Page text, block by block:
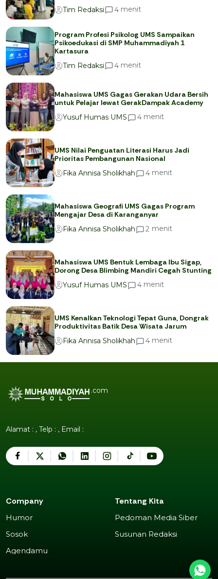
Tim Redaksi
4 menit
Program Profesi Psikolog UMS Sampaikan
Psikoedukasi di SMP Muhammadiyah 1
Kartasura
Tim Redaksi
4 menit
Mahasiswa UMS Gagas Gerakan Udara Bersih
untuk Pelajar lewat GerakDampak Academy
Yusuf Humas UMS
4 menit
UMS Nilai Penguatan Literasi Harus Jadi
Prioritas Pembangunan Nasional
Fika Annisa Sholikhah
4 menit
Mahasiswa Geografi UMS Gagas Program
Mengajar Desa di Karanganyar
Fika Annisa Sholikhah
2 menit
Mahasiswa UMS Bentuk Lembaga Ibu Sigap,
Dorong Desa Blimbing Mandiri Cegah Stunting
Yusuf Humas UMS
4 menit
UMS Kenalkan Teknologi Tepat Guna, Dongrak
Produktivitas Batik Desa Wisata Jarum
Fika Annisa Sholikhah
4 menit
.com
Alamat : , Telp : , Email :
Company
Humor
Sosok
Agendamu
Tentang Kita
Pedoman Media Siber
Susunan Redaksi